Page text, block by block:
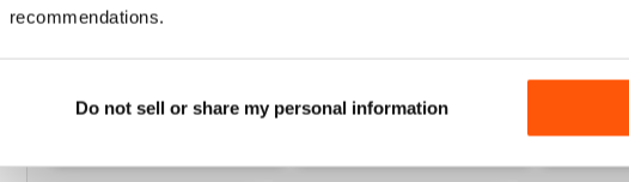
recommendations.
Do not sell or share my personal information